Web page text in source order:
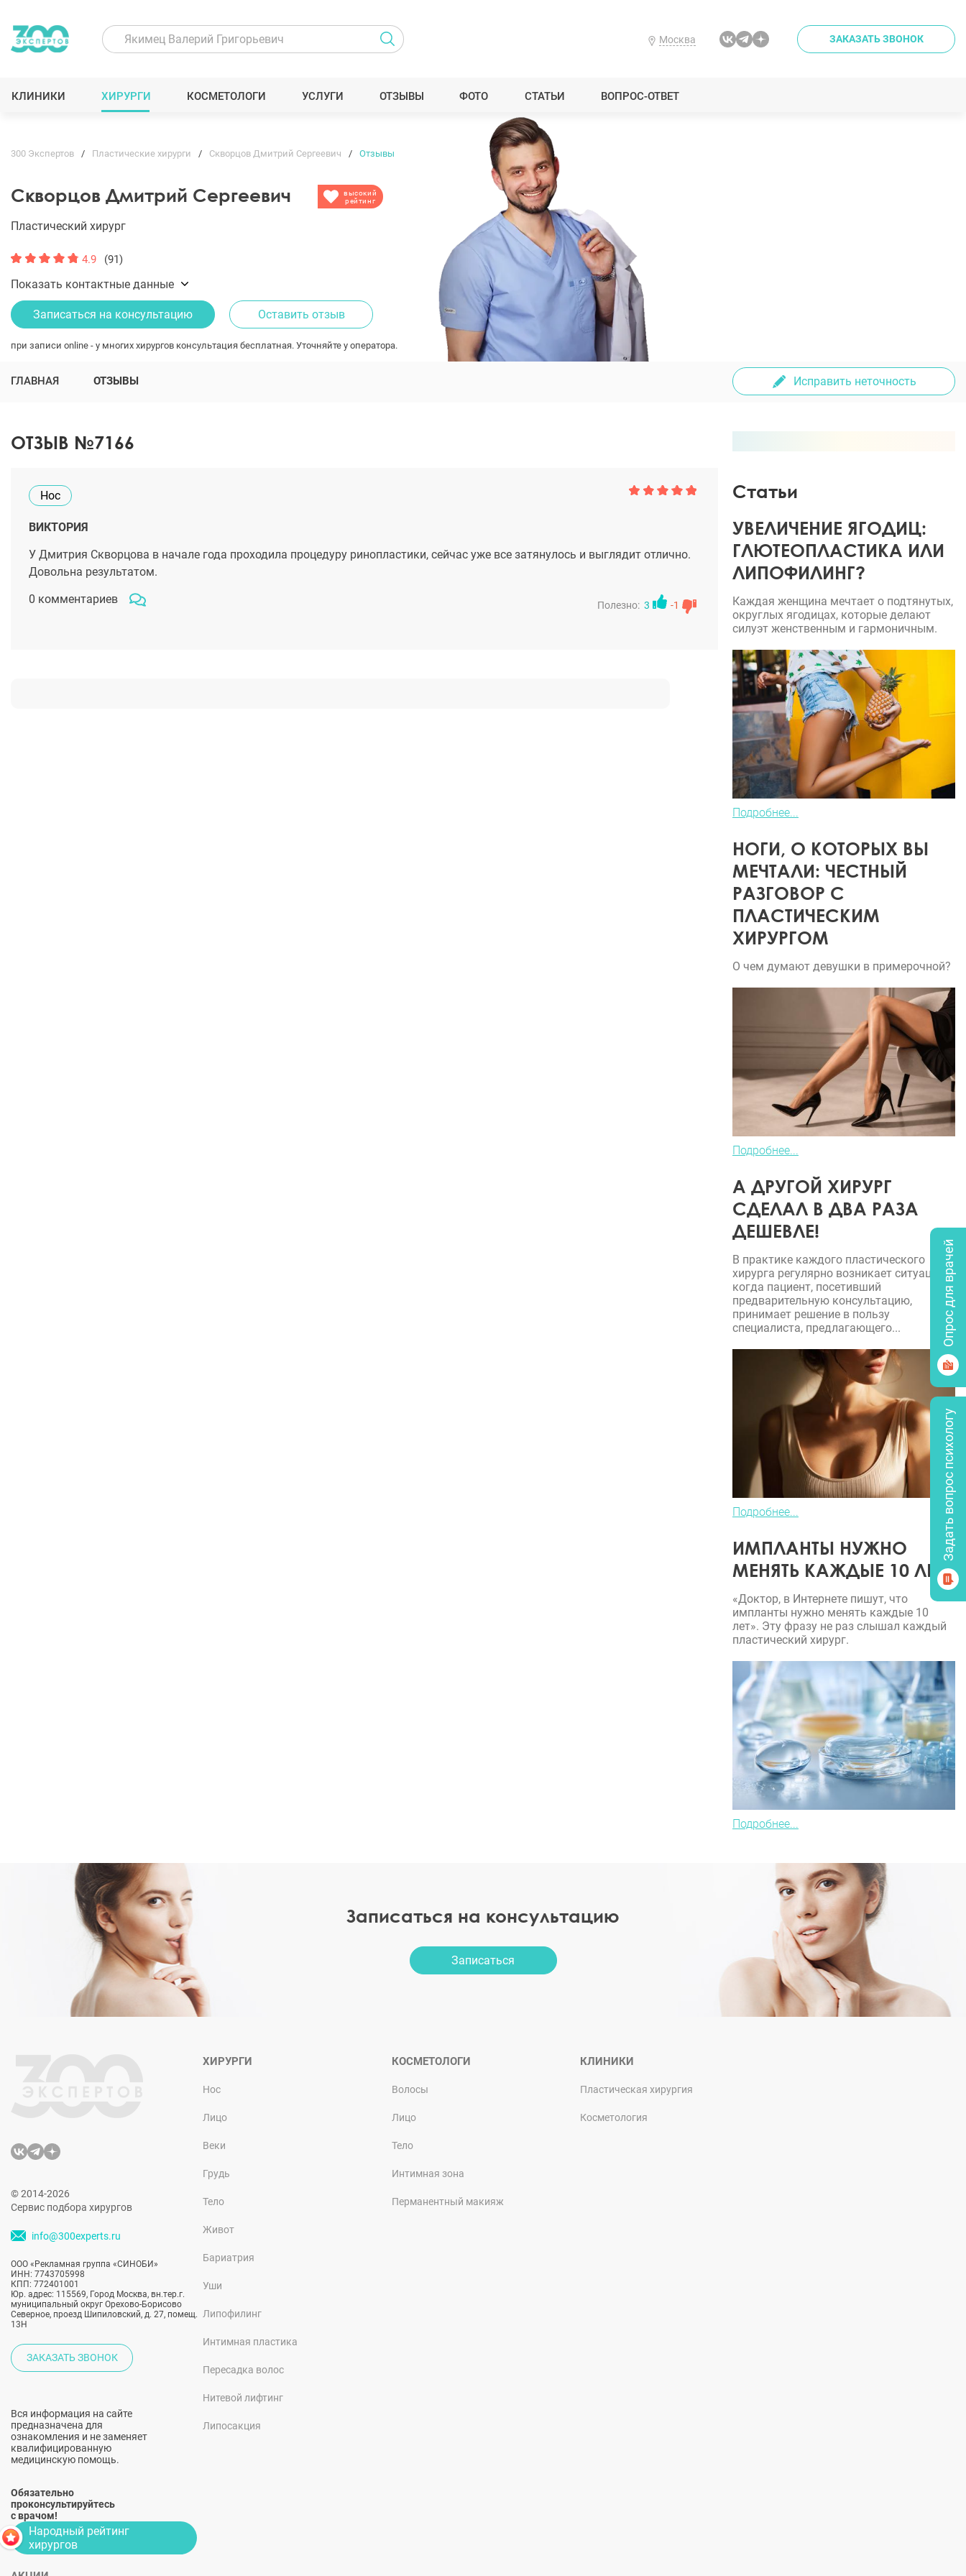
Москва ЗАКАЗАТЬ ЗВОНОК
КЛИНИКИ ХИРУРГИ КОСМЕТОЛОГИ УСЛУГИ ОТЗЫВЫ ФОТО СТАТЬИ ВОПРОС-ОТВЕТ
300 Экспертов Пластические хирурги Скворцов Дмитрий Сергеевич Отзывы
Скворцов Дмитрий Сергеевич
высокий
рейтинг
Пластический хирург
4.9 (91)
Показать контактные данные
Записаться на консультацию Оставить отзыв
при записи online - у многих хирургов консультация бесплатная. Уточняйте у оператора.
ГЛАВНАЯ ОТЗЫВЫ Исправить неточность
ОТЗЫВ №7166
Нос
ВИКТОРИЯ
У Дмитрия Скворцова в начале года проходила процедуру ринопластики, сейчас уже все затянулось и выглядит отлично.
Довольна результатом.
0 комментариев
Полезно: 3 -1
Статьи
УВЕЛИЧЕНИЕ ЯГОДИЦ:
ГЛЮТЕОПЛАСТИКА ИЛИ
ЛИПОФИЛИНГ?
Каждая женщина мечтает о подтянутых,
округлых ягодицах, которые делают
силуэт женственным и гармоничным.
Подробнее...
НОГИ, О КОТОРЫХ ВЫ
МЕЧТАЛИ: ЧЕСТНЫЙ
РАЗГОВОР С
ПЛАСТИЧЕСКИМ
ХИРУРГОМ
О чем думают девушки в примерочной?
Подробнее...
А ДРУГОЙ ХИРУРГ
СДЕЛАЛ В ДВА РАЗА
ДЕШЕВЛЕ!
В практике каждого пластического
хирурга регулярно возникает ситуация,
когда пациент, посетивший
предварительную консультацию,
принимает решение в пользу
специалиста, предлагающего...
Подробнее...
ИМПЛАНТЫ НУЖНО
МЕНЯТЬ КАЖДЫЕ 10 ЛЕТ?
«Доктор, в Интернете пишут, что
импланты нужно менять каждые 10
лет». Эту фразу не раз слышал каждый
пластический хирург.
Подробнее...
Записаться на консультацию
Записаться
© 2014-2026
Сервис подбора хирургов
info@300experts.ru
ООО «Рекламная группа «СИНОБИ»
ИНН: 7743705998
КПП: 772401001
Юр. адрес: 115569, Город Москва, вн.тер.г.
муниципальный округ Орехово-Борисово
Северное, проезд Шипиловский, д. 27, помещ.
13Н
ЗАКАЗАТЬ ЗВОНОК
Вся информация на сайте
предназначена для
ознакомления и не заменяет
квалифицированную
медицинскую помощь.
Обязательно
проконсультируйтесь
с врачом!
ХИРУРГИ
Нос
Лицо
Веки
Грудь
Тело
Живот
Бариатрия
Уши
Липофилинг
Интимная пластика
Пересадка волос
Нитевой лифтинг
Липосакция
КОСМЕТОЛОГИ
Волосы
Лицо
Тело
Интимная зона
Перманентный макияж
КЛИНИКИ
Пластическая хирургия
Косметология
Народный рейтинг
хирургов
Опрос для врачей
Задать вопрос психологу